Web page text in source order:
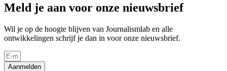
Meld je aan voor onze nieuwsbrief
Wil je op de hoogte blijven van Journalismlab en alle
ontwikkelingen schrijf je dan in voor onze nieuwsbrief.
Aanmelden